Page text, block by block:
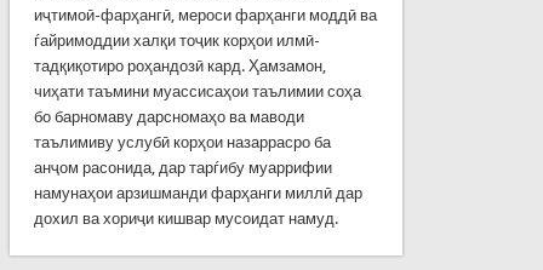
иҷтимоӣ-фарҳангӣ, мероси фарҳанги моддӣ ва
ѓайримоддии халқи тоҷик корҳои илмӣ-
тадқиқотиро роҳандозӣ кард. Ҳамзамон,
чиҳати таъмини муассисаҳои таълимии соҳа
бо барномаву дарсномаҳо ва маводи
таълимиву услубӣ корҳои назаррасро ба
анҷом расонида, дар тарѓибу муаррифии
намунаҳои арзишманди фарҳанги миллӣ дар
дохил ва хориҷи кишвар мусоидат намуд.